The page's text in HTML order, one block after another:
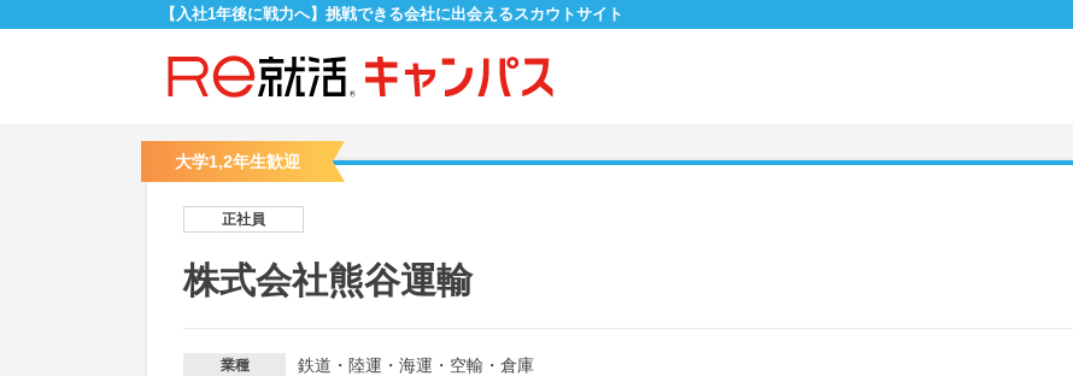
【入社1年後に戦力へ】挑戦できる会社に出会えるスカウトサイト
大学1,2年生歓迎
正社員
株式会社熊谷運輸
業種 鉄道・陸運・海運・空輸・倉庫